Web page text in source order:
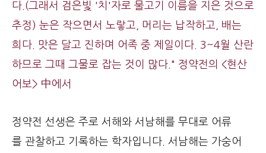
다.(그래서 검은빛 '치'자로 물고기 이름을 지은 것으로
추정) 눈은 작으면서 노랗고, 머리는 납작하고, 배는
희다. 맛은 달고 진하며 어족 중 제일이다. 3~4월 산란
하므로 그때 그물로 잡는 것이 많다." 정약전의 <현산
어보> 中에서
정약전 선생은 주로 서해와 서남해를 무대로 어류
를 관찰하고 기록하는 학자입니다. 서남해는 가숭어